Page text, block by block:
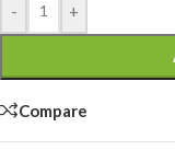
- +
Compare